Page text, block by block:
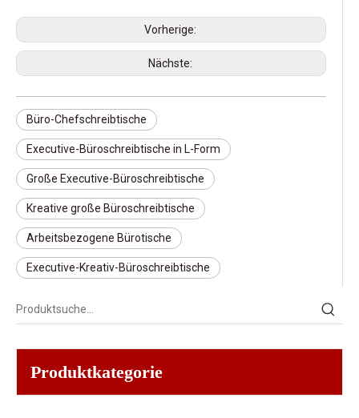
Vorherige:
Nächste:
Büro-Chefschreibtische
Executive-Büroschreibtische in L-Form
Große Executive-Büroschreibtische
Kreative große Büroschreibtische
Arbeitsbezogene Bürotische
Executive-Kreativ-Büroschreibtische
Produktkategorie